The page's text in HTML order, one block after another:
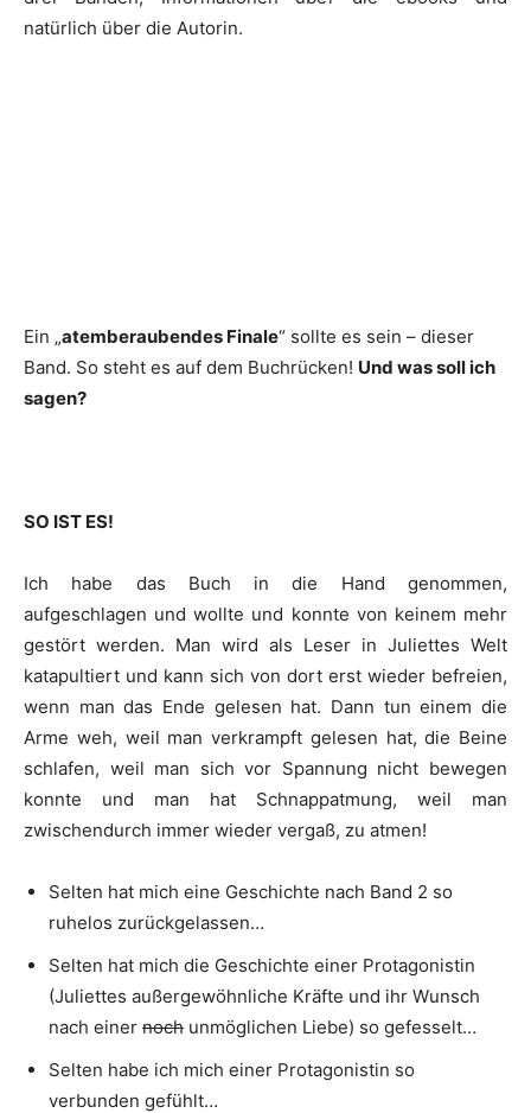
natürlich über die Autorin.
Ein „atemberaubendes Finale“ sollte es sein – dieser
Band. So steht es auf dem Buchrücken! Und was soll ich
sagen?
SO IST ES!
Ich habe das Buch in die Hand genommen,
aufgeschlagen und wollte und konnte von keinem mehr
gestört werden. Man wird als Leser in Juliettes Welt
katapultiert und kann sich von dort erst wieder befreien,
wenn man das Ende gelesen hat. Dann tun einem die
Arme weh, weil man verkrampft gelesen hat, die Beine
schlafen, weil man sich vor Spannung nicht bewegen
konnte und man hat Schnappatmung, weil man
zwischendurch immer wieder vergaß, zu atmen!
Selten hat mich eine Geschichte nach Band 2 so
ruhelos zurückgelassen…
Selten hat mich die Geschichte einer Protagonistin
(Juliettes außergewöhnliche Kräfte und ihr Wunsch
nach einer noch unmöglichen Liebe) so gefesselt…
Selten habe ich mich einer Protagonistin so
verbunden gefühlt…